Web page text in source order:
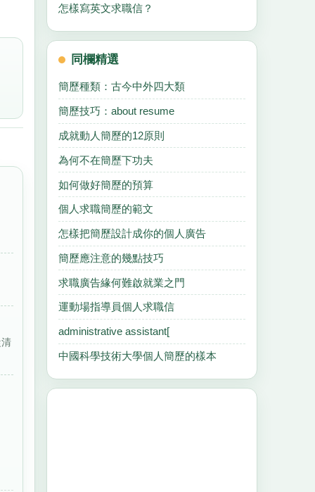
怎樣寫英文求職信？
同欄精選
簡歷種類：古今中外四大類
簡歷技巧：about resume
成就動人簡歷的12原則
為何不在簡歷下功夫
如何做好簡歷的預算
個人求職簡歷的範文
怎樣把簡歷設計成你的個人廣告
簡歷應注意的幾點技巧
求職廣告緣何難啟就業之門
運動場指導員個人求職信
administrative assistant[
中國科學技術大學個人簡歷的樣本